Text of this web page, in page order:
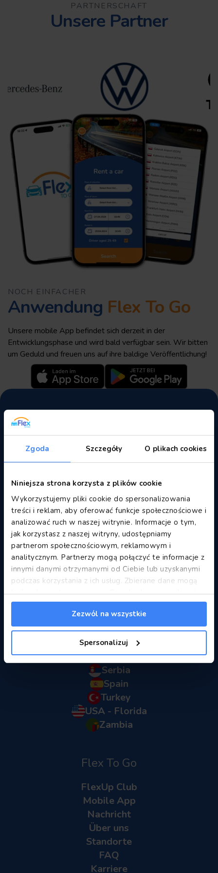
Zgoda Szczegóły O plikach cookies
Niniejsza strona korzysta z plików cookie
Wykorzystujemy pliki cookie do spersonalizowania
treści i reklam, aby oferować funkcje społecznościowe i
analizować ruch w naszej witrynie. Informacje o tym,
jak korzystasz z naszej witryny, udostępniamy
partnerom społecznościowym, reklamowym i
analitycznym. Partnerzy mogą połączyć te informacje z
innymi danymi otrzymanymi od Ciebie lub uzyskanymi
podczas korzystania z ich usług. Zbierane dane mogą
być wykorzystywane przez Google do personalizacji
reklam.Informacje Google o przetwarzaniu danych.
Zezwól na wszystkie
Spersonalizuj
PARTNERSCHAFT
Unsere Partner
NOCH EINFACHER
Anwendung Flex To Go
Unsere mobile App befindet sich derzeit in der
Entwicklungsphase und wird bald verfügbar sein. Wir bitten
um Geduld und freuen uns auf ihre baldige Veröffentlichung!
Länder
Albania
Bosnia and Herzegovina
Bulgaria
Denmark
France
Germany
Great Britain
Greece
Italy
Mauritius
Montenegro
Morocco
Poland
Saint Martin
Serbia
Spain
Turkey
USA - Florida
Zambia
Flex To Go
FlexUp Club
Mobile App
Nachricht
Über uns
Standorte
FAQ
Karriere